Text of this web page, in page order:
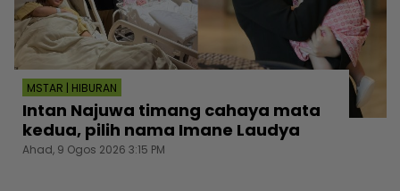
MSTAR | HIBURAN
Intan Najuwa timang cahaya mata
kedua, pilih nama Imane Laudya
Ahad, 9 Ogos 2026 3:15 PM